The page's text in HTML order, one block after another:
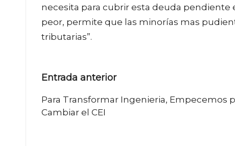
necesita para cubrir esta deuda pendiente
peor, permite que las minorías mas
tributarias”.
Navegación
de
Entrada anterior
Para Transformar Ingenieria, Empecemos
Cambiar el CEI